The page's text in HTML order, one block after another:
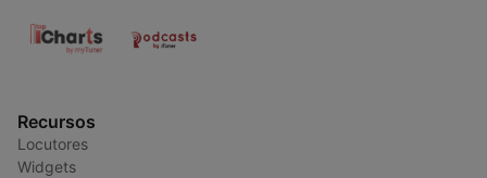
Recursos
Locutores
Widgets